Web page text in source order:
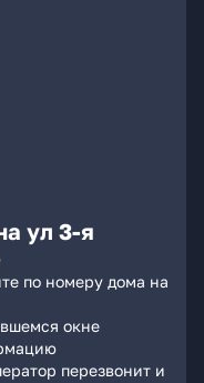
ул 3-я
по номеру дома на
окне
перезвонит и